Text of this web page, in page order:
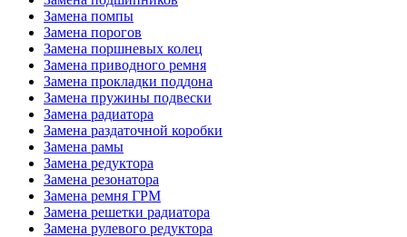
Замена помпы
Замена порогов
Замена поршневых колец
Замена приводного ремня
Замена прокладки поддона
Замена пружины подвески
Замена радиатора
Замена раздаточной коробки
Замена рамы
Замена редуктора
Замена резонатора
Замена ремня ГРМ
Замена решетки радиатора
Замена рулевого редуктора